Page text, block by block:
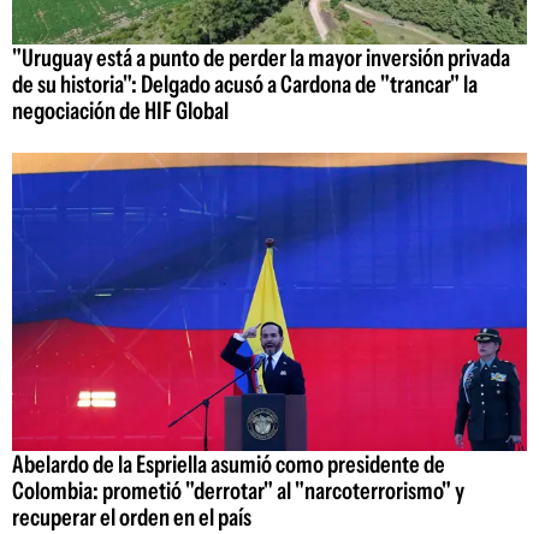
"Uruguay está a punto de perder la mayor inversión privada
de su historia": Delgado acusó a Cardona de "trancar" la
negociación de HIF Global
Abelardo de la Espriella asumió como presidente de
Colombia: prometió "derrotar" al "narcoterrorismo" y
recuperar el orden en el país